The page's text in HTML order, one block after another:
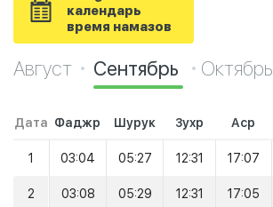
календарь
время намазов
Август Сентябрь Октябрь
Дата Фаджр Шурук Зухр Аср
1 03:04 05:27 12:31 17:07
2 03:08 05:29 12:31 17:05